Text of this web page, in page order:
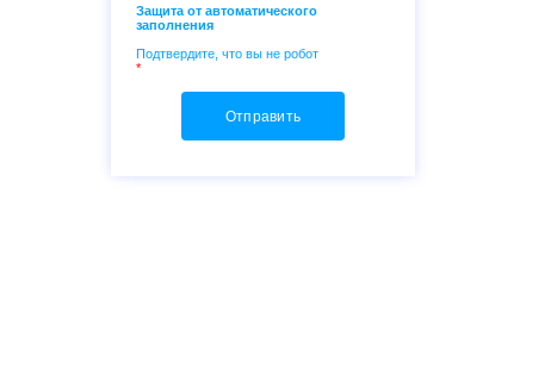
Защита от автоматического
заполнения
Подтвердите, что вы не робот
*
Отправить